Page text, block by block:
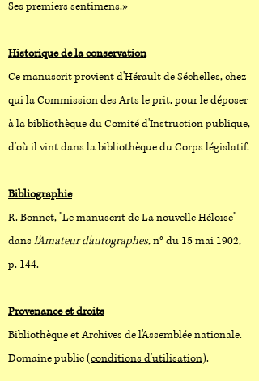
Ses premiers sentimens.»
Historique de la conservation
Ce manuscrit provient d'Hérault de Séchelles, chez
qui la Commission des Arts le prit, pour le déposer
à la bibliothèque du Comité d'Instruction publique,
d'où il vint dans la bibliothèque du Corps législatif.​
Bibliographie
R. Bonnet, "Le manuscrit de La nouvelle Héloïse"
dans l'Amateur d'autographes, n° du 15 mai 1902,
p. 144.
Provenance et droits
Bibliothèque et Archives de l'Assemblée nationale.
Domaine public (conditions d'utilisation).